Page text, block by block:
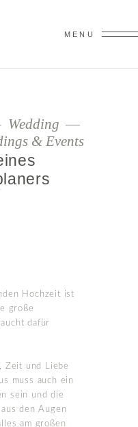
MENU
Wedding
& Events
Hochzeit ist
große
dafür
Zeit und Liebe
muss auch ein
sein und die
den Augen
am großen